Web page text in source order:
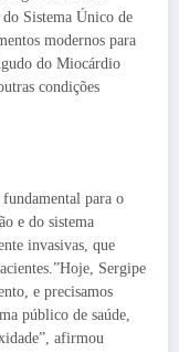
do Sistema Único de
modernos para
do Miocárdio
condições
para o
e do sistema
invasivas, que
Sergipe
e precisamos
público de saúde,
afirmou